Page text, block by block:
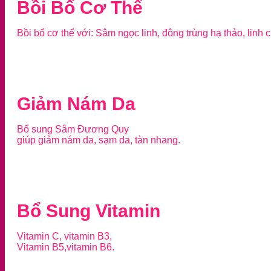
Bồi Bổ Cơ Thể
Bồi bổ cơ thể với: Sâm ngọc linh, đông trùng hạ thảo, linh
Giảm Nám Da
Bổ sung Sâm Đương Quy
giúp giảm nám da, sạm da, tàn nhang.
Bổ Sung Vitamin
Vitamin C, vitamin B3,
Vitamin B5,vitamin B6.